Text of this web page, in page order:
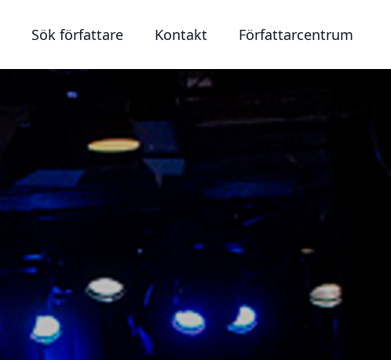
Sök författare Kontakt Författarcentrum